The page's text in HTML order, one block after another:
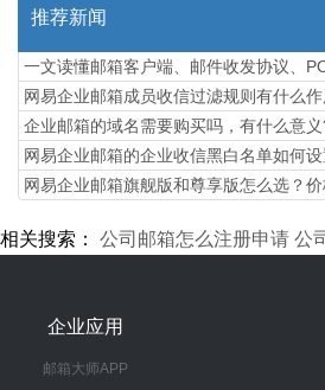
推荐新闻
一文读懂邮箱客户端、邮件收发协议、
网易企业邮箱成员收信过滤规则有什么
企业邮箱的域名需要购买吗，有什么意
网易企业邮箱的企业收信黑白名单如何
网易企业邮箱旗舰版和尊享版怎么选？
相关搜索： 公司邮箱怎么注册申请 公
企业应用
邮箱大师APP